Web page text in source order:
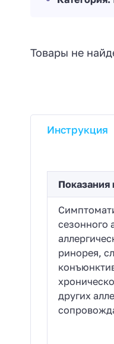
Товары не
Инструкция
сезонного
ринорея,
других